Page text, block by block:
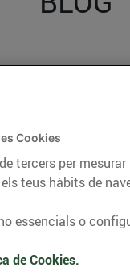
SALUDABLES
Cookies
tercers per
teus hàbits de
essencials o
de Cookies.